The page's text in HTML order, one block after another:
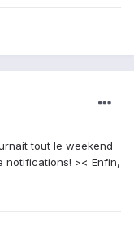
tout le weekend
notifications! >< Enfin,